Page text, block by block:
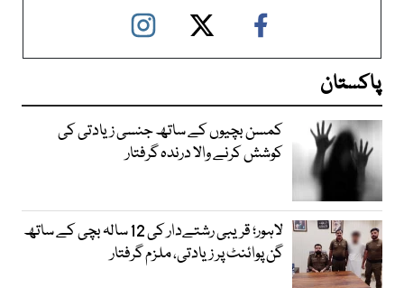
پاکستان
کمسن بچیوں کے ساتھ جنسی زیادتی کی
کوشش کرنے والا درندہ گرفتار
لاہور؛ قریبی رشتےدار کی 12 سالہ بچی کے ساتھ
گن پوائنٹ پر زیادتی، ملزم گرفتار